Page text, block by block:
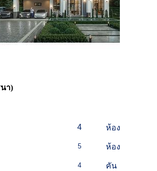
า)
4 ห้อง
5 ห้อง
4 คัน